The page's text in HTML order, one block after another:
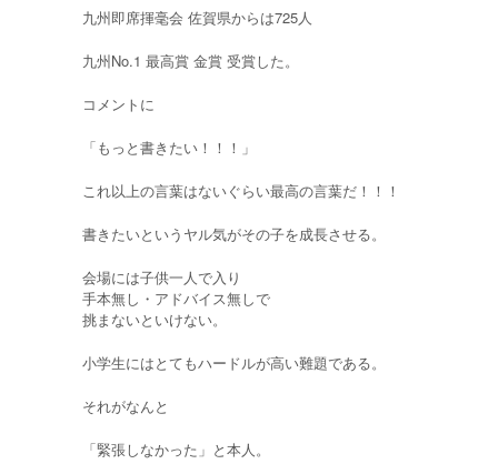
九州即席揮毫会 佐賀県からは725人
九州No.1 最高賞 金賞 受賞した。
コメントに
「もっと書きたい！！！」
これ以上の言葉はないぐらい最高の言葉だ！！！
書きたいというヤル気がその子を成長させる。
会場には子供一人で入り
手本無し・アドバイス無しで
挑まないといけない。
小学生にはとてもハードルが高い難題である。
それがなんと
「緊張しなかった」と本人。